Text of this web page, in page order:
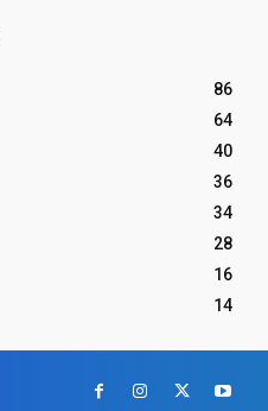
86
64
40
36
34
28
16
14